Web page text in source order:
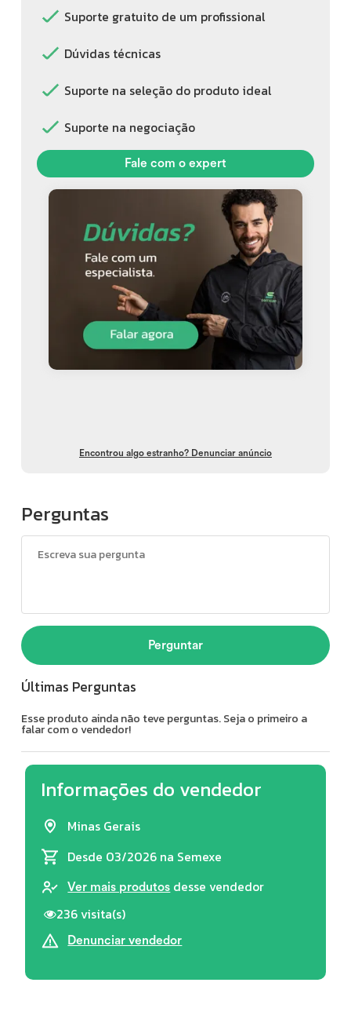
Perguntas
Perguntar
Últimas Perguntas
Esse produto ainda não teve perguntas. Seja o primeiro a
falar com o vendedor!
Informações do vendedor
Minas Gerais
Desde 03/2026 na Semexe
Ver mais produtos desse vendedor
236 visita(s)
Denunciar vendedor
Suporte gratuito de um profissional
Dúvidas técnicas
Suporte na seleção do produto ideal
Suporte na negociação
Fale com o expert
Encontrou algo estranho? Denunciar anúncio